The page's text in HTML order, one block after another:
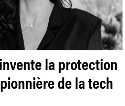
la protection
de la tech